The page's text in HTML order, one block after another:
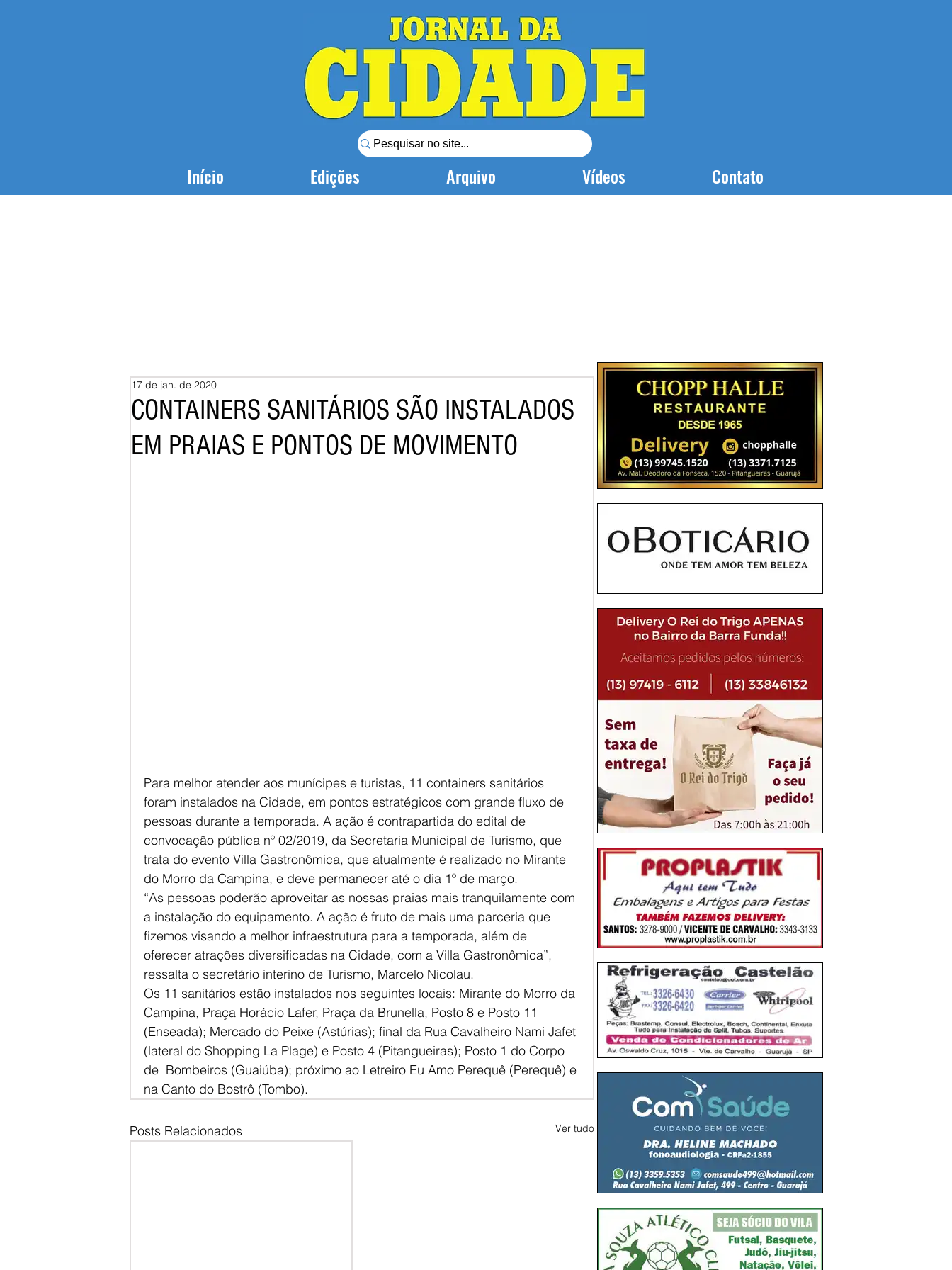
Início Edições Arquivo Vídeos Contato
CONTAINERS SANITÁRIOS SÃO INSTALADOS
EM PRAIAS E PONTOS DE MOVIMENTO
17 de jan. de 2020
Para melhor atender aos munícipes e turistas, 11 containers sanitários
foram instalados na Cidade, em pontos estratégicos com grande fluxo de
pessoas durante a temporada. A ação é contrapartida do edital de
convocação pública nº 02/2019, da Secretaria Municipal de Turismo, que
trata do evento Villa Gastronômica, que atualmente é realizado no Mirante
do Morro da Campina, e deve permanecer até o dia 1º de março.
“As pessoas poderão aproveitar as nossas praias mais tranquilamente com
a instalação do equipamento. A ação é fruto de mais uma parceria que
fizemos visando a melhor infraestrutura para a temporada, além de
oferecer atrações diversificadas na Cidade, com a Villa Gastronômica”,
ressalta o secretário interino de Turismo, Marcelo Nicolau.
Os 11 sanitários estão instalados nos seguintes locais: Mirante do Morro da
Campina, Praça Horácio Lafer, Praça da Brunella, Posto 8 e Posto 11
(Enseada); Mercado do Peixe (Astúrias); final da Rua Cavalheiro Nami Jafet
(lateral do Shopping La Plage) e Posto 4 (Pitangueiras); Posto 1 do Corpo
de  Bombeiros (Guaiúba); próximo ao Letreiro Eu Amo Perequê (Perequê) e
na Canto do Bostrô (Tombo).
Posts Relacionados Ver tudo